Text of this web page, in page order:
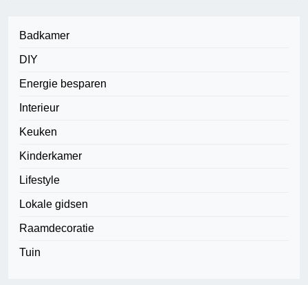
Badkamer
DIY
Energie besparen
Interieur
Keuken
Kinderkamer
Lifestyle
Lokale gidsen
Raamdecoratie
Tuin